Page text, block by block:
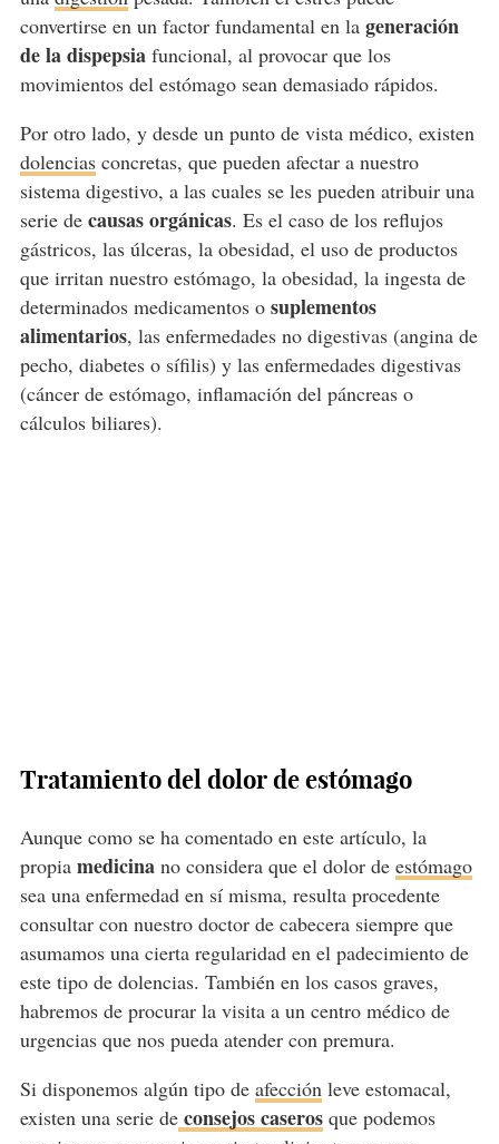
convertirse en un factor fundamental en la generación
de la dispepsiafuncional, al provocar que los
movimientos del estómago sean demasiado rápidos.
Por otro lado, y desde un punto de vista médico, existen
dolenciasconcretas, que pueden afectar a nuestro
sistema digestivo, a las cuales se les pueden atribuir una
serie de causas orgánicas. Es el caso de los reflujos
gástricos, las úlceras, la obesidad, el uso de productos
que irritan nuestro estómago, la obesidad, la ingesta de
determinados medicamentos o suplementos
alimentarios, las enfermedades no digestivas (angina de
pecho, diabetes o sífilis) y las enfermedades digestivas
(cáncer de estómago, inflamación del páncreas o
cálculos biliares).
Tratamiento del dolor de estómago
Aunque como se ha comentado en este artículo, la
propia medicinano considera que el dolor de estómago
sea una enfermedad en sí misma, resulta procedente
consultar con nuestro doctor de cabecera siempre que
asumamos una cierta regularidad en el padecimiento de
este tipo de dolencias. También en los casos graves,
habremos de procurar la visita a un centro médico de
urgencias que nos pueda atender con premura.
Si disponemos algún tipo de afecciónleve estomacal,
existen una serie deconsejos caserosque podemos